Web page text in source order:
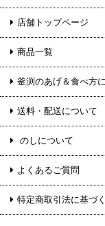
店舗トップページ
商品一覧
釜渕のあげ＆食べ方
送料・配送について
のしについて
よくあるご質問
特定商取引法に基づ